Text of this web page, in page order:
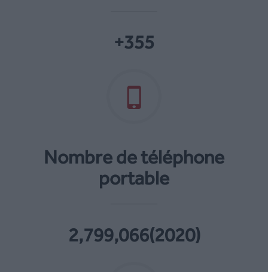
+355
Nombre de téléphone
portable
2,799,066(2020)